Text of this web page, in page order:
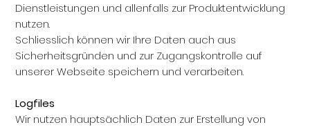
Dienstleistungen und allenfalls zur Produktentwicklung
nutzen.
Schliesslich können wir Ihre Daten auch aus
Sicherheitsgründen und zur Zugangskontrolle auf
unserer Webseite speichern und verarbeiten.
Logfiles
Wir nutzen hauptsächlich Daten zur Erstellung von